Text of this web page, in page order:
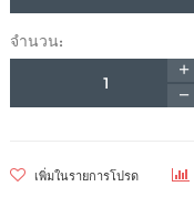
จำนวน:
เพิ่มในรายการโปรด